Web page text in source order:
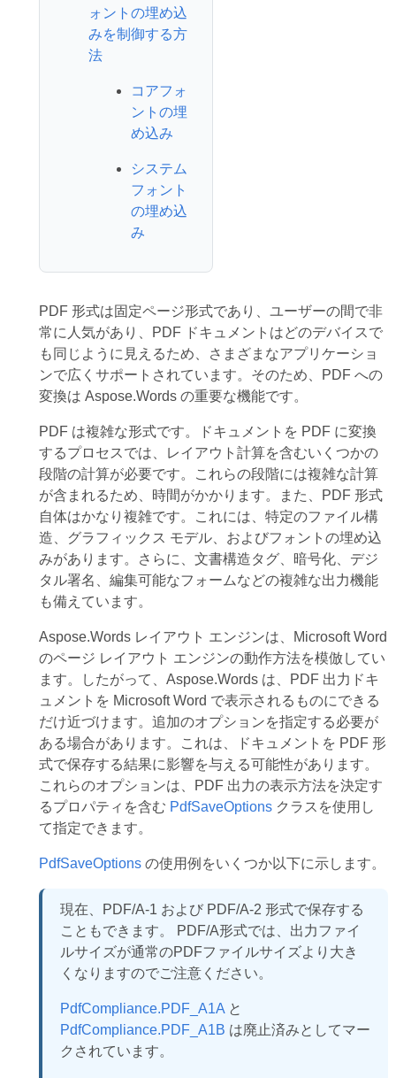
ォントの埋め込
みを制御する方
法
コアフォ
ントの埋
め込み
システム
フォント
の埋め込
み
PDF 形式は固定ページ形式であり、ユーザーの間で非
常に人気があり、PDF ドキュメントはどのデバイスで
も同じように見えるため、さまざまなアプリケーショ
ンで広くサポートされています。そのため、PDF への
変換は Aspose.Words の重要な機能です。
PDF は複雑な形式です。ドキュメントを PDF に変換
するプロセスでは、レイアウト計算を含むいくつかの
段階の計算が必要です。これらの段階には複雑な計算
が含まれるため、時間がかかります。また、PDF 形式
自体はかなり複雑です。これには、特定のファイル構
造、グラフィックス モデル、およびフォントの埋め込
みがあります。さらに、文書構造タグ、暗号化、デジ
タル署名、編集可能なフォームなどの複雑な出力機能
も備えています。
Aspose.Words レイアウト エンジンは、Microsoft Word
のページ レイアウト エンジンの動作方法を模倣してい
ます。したがって、Aspose.Words は、PDF 出力ドキ
ュメントを Microsoft Word で表示されるものにできる
だけ近づけます。追加のオプションを指定する必要が
ある場合があります。これは、ドキュメントを PDF 形
式で保存する結果に影響を与える可能性があります。
これらのオプションは、PDF 出力の表示方法を決定す
るプロパティを含む PdfSaveOptionsクラスを使用し
て指定できます。
PdfSaveOptionsの使用例をいくつか以下に示します。
現在、PDF/A-1 および PDF/A-2 形式で保存する
こともできます。 PDF/A形式では、出力ファイ
ルサイズが通常のPDFファイルサイズより大き
くなりますのでご注意ください。
PdfCompliance.PDF_A1Aと
PdfCompliance.PDF_A1B は廃止済みとしてマー
クされています。